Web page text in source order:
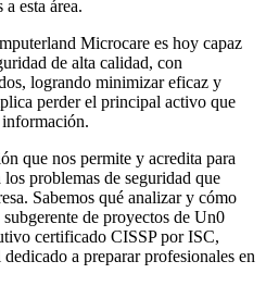
esta área.
Microcare es hoy capaz
de alta calidad, con
logrando minimizar eficaz y
perder el principal activo que
información.
que nos permite y acredita para
problemas de seguridad que
Sabemos qué analizar y cómo
de proyectos de Un0
certificado CISSP por ISC,
a preparar profesionales en